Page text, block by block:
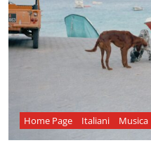
Home Page Italiani Musica